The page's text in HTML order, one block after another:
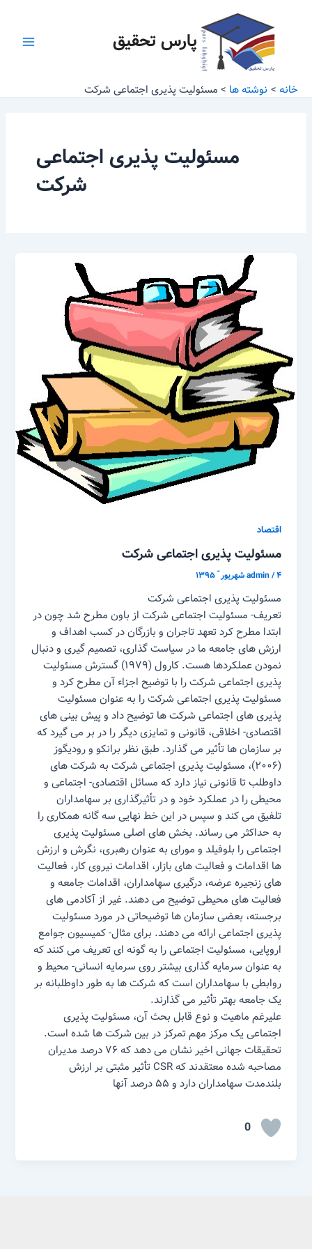
پارس تحقیق
خانه نوشته ها مسئولیت پذیری اجتماعی شرکت
مسئولیت پذیری اجتماعی
شرکت
اقتصاد
مسئولیت پذیری اجتماعی شرکت
admin/۴ شهریور ّ ۱۳۹۵
مسئولیت پذیری اجتماعی شرکت
تعریف- مسئولیت اجتماعی شرکت از باون مطرح شد چون در
ابتدا مطرح کرد تعهد تاجران و بازرگان در کسب اهداف و
ارزش های جامعه ما در سیاست گذاری، تصمیم گیری و دنبال
نمودن عملکردها هست. کارول (۱۹۷۹) گسترش مسئولیت
پذیری اجتماعی شرکت را با توضیح اجزاء آن مطرح کرد و
مسئولیت پذیری اجتماعی شرکت را به عنوان مسئولیت
پذیری های اجتماعی شرکت ها توضیح داد و پیش بینی های
اقتصادی- اخلاقی، قانونی و تمایزی دیگر را در بر می گیرد که
بر سازمان ها تأثیر می گذارد. طبق نظر برانکو و رودیگوز
(۲۰۰۶)، مسئولیت پذیری اجتماعی شرکت به شرکت های
داوطلب تا قانونی نیاز دارد که مسائل اقتصادی- اجتماعی و
محیطی را در عملکرد خود و در تأثیرگذاری بر سهامداران
تلفیق می کند و سپس در این خط نهایی سه گانه همکاری را
به حداکثر می رساند. بخش های اصلی مسئولیت پذیری
اجتماعی را بلوفیلد و مورای به عنوان رهبری، نگرش و ارزش
ها اقدامات و فعالیت های بازار، اقدامات نیروی کار، فعالیت
های زنجیره عرضه، درگیری سهامداران، اقدامات جامعه و
فعالیت های محیطی توضیح می دهند. غیر از آکادمی های
برجسته، بعضی سازمان ها توضیحاتی در مورد مسئولیت
پذیری اجتماعی ارائه می دهند. برای مثال- کمیسیون جوامع
اروپایی، مسئولیت اجتماعی را به گونه ای تعریف می کنند که
به عنوان سرمایه گذاری بیشتر روی سرمایه انسانی- محیط و
روابطی با سهامداران است که شرکت ها به طور داوطلبانه بر
یک جامعه بهتر تأثیر می گذارند.
علیرغم ماهیت و نوع قابل بحث آن، مسئولیت پذیری
اجتماعی یک مرکز مهم تمرکز در بین شرکت ها شده است.
تحقیقات جهانی اخیر نشان می دهد که ۷۶ درصد مدیران
مصاحبه شده معتقدند که CSR تأثیر مثبتی بر ارزش
بلندمدت سهامداران دارد و ۵۵ درصد آنها
0